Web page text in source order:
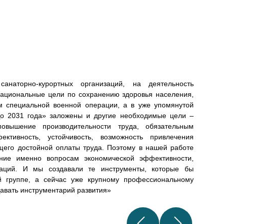
курортных организаций, на деятельность
цели по сохранению здоровья населения,
специальной военной операции, а в уже упомянутой
2031 года» заложены и другие необходимые цели –
производительности труда, обязательным
устойчивость, возможность привлечения
достойной оплаты труда. Поэтому в нашей работе
именно вопросам экономической эффективности,
И мы создавали те инструменты, которые бы
а сейчас уже крупному профессиональному
инструментарий развития»